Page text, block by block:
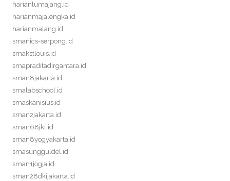
harianlumajang.id
harianmajalengka.id
harianmalang.id
smanics-serpong.id
smakstlouis.id
smapraditadirgantara.id
sman8jakarta.id
smalabschool.id
smaskanisius.id
sman2jakarta.id
sman68jkt.id
sman8yogyakarta.id
smasungguldel.id
sman1jogja.id
sman28dkijakarta.id